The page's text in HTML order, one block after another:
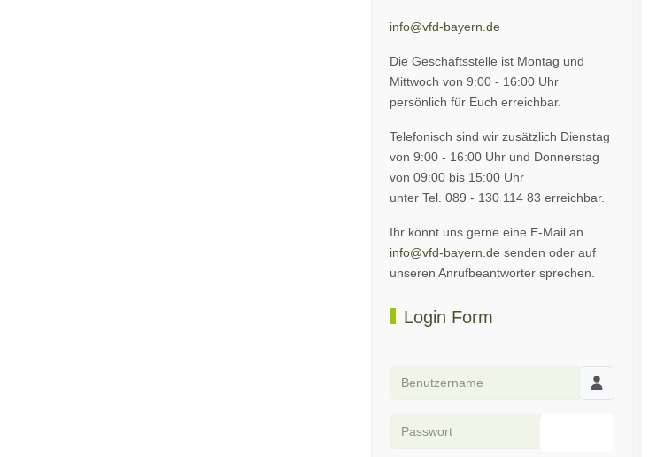
info@vfd-bayern.de
Die Geschäftsstelle ist Montag und
Mittwoch von 9:00 - 16:00 Uhr
persönlich für Euch erreichbar.
Telefonisch sind wir zusätzlich Dienstag
von 9:00 - 16:00 Uhr und Donnerstag
von 09:00 bis 15:00 Uhr
unter Tel. 089 - 130 114 83 erreichbar.
Ihr könnt uns gerne eine E-Mail an
info@vfd-bayern.de senden oder auf
unseren Anrufbeantworter sprechen.
Login Form